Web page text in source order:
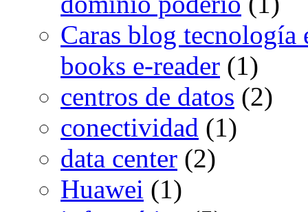
Caras blog
books e-reader (1)
centros de datos (2)
conectividad (1)
data center (2)
Huawei (1)